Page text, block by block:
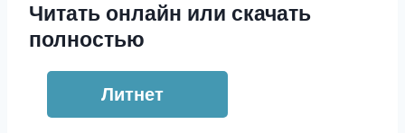
Читать онлайн или скачать
полностью
Литнет